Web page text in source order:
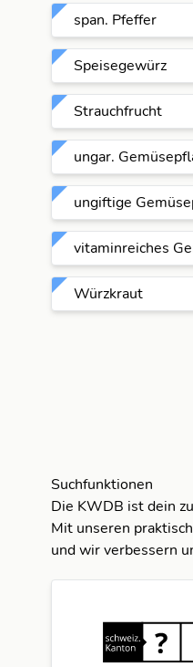
span. Pfeffer
Speisegewürz
Strauchfrucht
ungar.
ungiftige
vitaminreiches
Würzkraut
Suchfunktionen
Die KWDB ist dein
Mit unseren
und wir verbessern